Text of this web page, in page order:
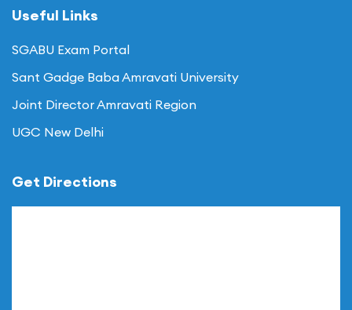
Useful Links
SGABU Exam Portal
Sant Gadge Baba Amravati University
Joint Director Amravati Region
UGC New Delhi
Get Directions